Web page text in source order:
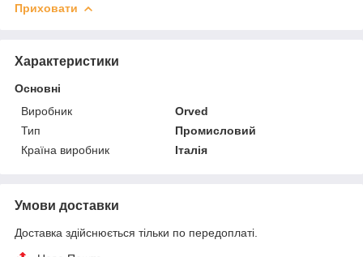
Приховати
Характеристики
Основні
Виробник
Orved
Тип
Промисловий
Країна виробник
Італія
Умови доставки
Доставка здійснюється тільки по передоплаті.